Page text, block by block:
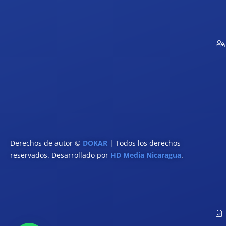
Derechos de autor © DOKAR | Todos los derechos
reservados. Desarrollado por HD Media Nicaragua.